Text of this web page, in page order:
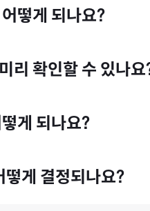
스를 이용 중이며, 서울대,
떻게 되나요?
리 확인할 수 있나요
점의 환율 등에 따라 미세하게
게 되나요?
떻게 결정되나요?